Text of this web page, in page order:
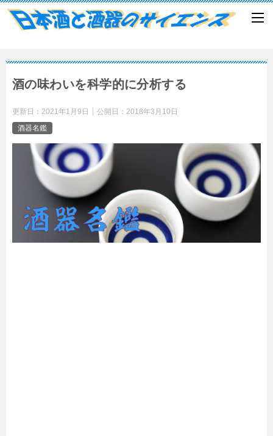
酒の味わいを科学的に分析する
更新日： 2021年1月9日 公開日： 2018年3月10日
酒器名鑑